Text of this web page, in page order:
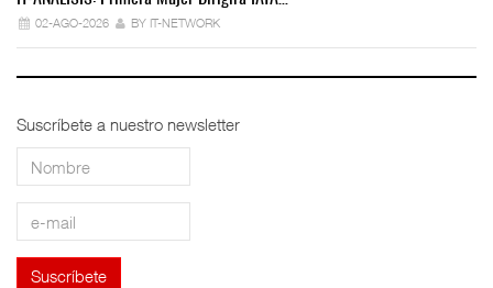
02-AGO-2026 BY IT-NETWORK
Suscríbete a nuestro newsletter